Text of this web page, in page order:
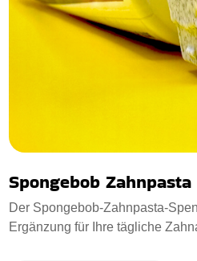
Spongebob
Der Spongebob-Zahnpasta-
Ergänzung für Ihre tägliche